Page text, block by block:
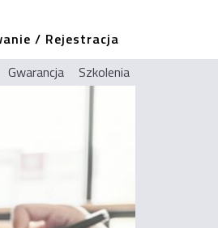
/ Rejestracja
Gwarancja Szkolenia